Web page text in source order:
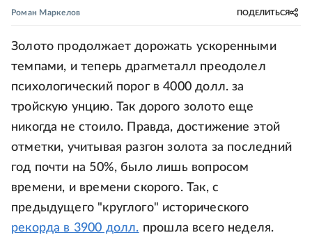
Роман Маркелов ПОДЕЛИТЬСЯ
Золото продолжает дорожать ускоренными
темпами, и теперь драгметалл преодолел
психологический порог в 4000 долл. за
тройскую унцию. Так дорого золото еще
никогда не стоило. Правда, достижение этой
отметки, учитывая разгон золота за последний
год почти на 50%, было лишь вопросом
времени, и времени скорого. Так, с
предыдущего "круглого" исторического
рекорда в 3900 долл. прошла всего неделя.